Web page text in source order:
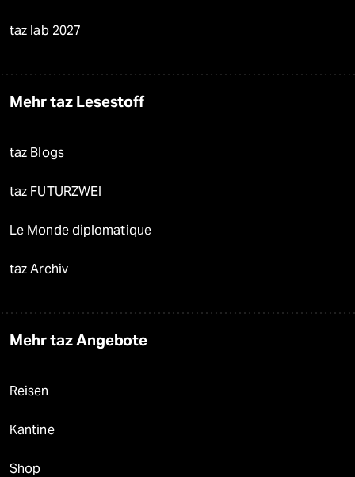
taz lab 2027
Mehr taz Lesestoff
taz Blogs
taz FUTURZWEI
Le Monde diplomatique
taz Archiv
Mehr taz Angebote
Reisen
Kantine
Shop